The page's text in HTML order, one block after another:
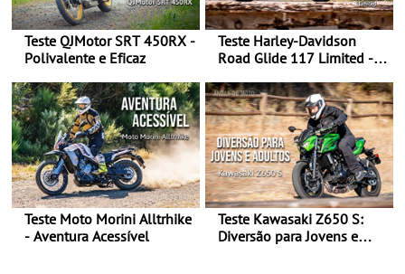
Teste QJMotor SRT 450RX -
Polivalente e Eficaz
Teste Harley-Davidson
Road Glide 117 Limited - A
Teste Moto Morini Alltrhike
- Aventura Acessível
Teste Kawasaki Z650 S:
Diversão para Jovens e